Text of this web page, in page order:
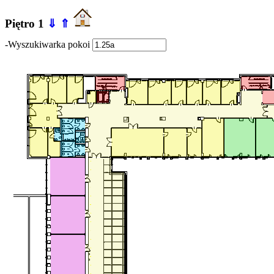
Piętro 1 ⇓ ⇑
-Wyszukiwarka pokoi